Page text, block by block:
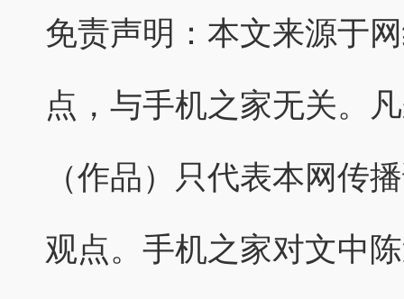
免责声明：本文来源于
点，与手机之家无关。
（作品）只代表本网传
观点。手机之家对文中